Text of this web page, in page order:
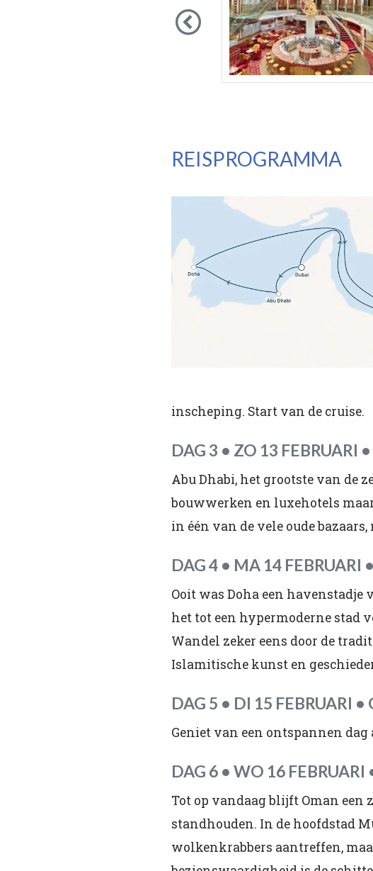
Previous
REISPROGRAMMA
inscheping. Start van de cruise.
DAG 3 • ZO 13 FEBRUARI
Abu Dhabi, het grootste van de
bouwwerken en luxehotels
in één van de vele oude
DAG 4 • MA 14 FEBRUARI
Ooit was Doha een
het tot een hypermoderne stad
Wandel zeker eens door de
Islamitische kunst en
DAG 5 • DI 15 FEBRUARI •
Geniet van een ontspannen
DAG 6 • WO 16
Tot op vandaag blijft Oman een
standhouden. In de hoofdstad
wolkenkrabbers aantreffen,